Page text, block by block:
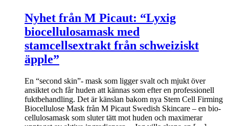
Nyhet från M Picaut: “Lyxig
biocellulosamask med
stamcellsextrakt från schweiziskt
äpple”
En “second skin”- mask som ligger svalt och mjukt över
ansiktet och får huden att kännas som efter en professionell
fuktbehandling. Det är känslan bakom nya Stem Cell Firming
Biocellulose Mask från M Picaut Swedish Skincare – en bio-
cellulosamask som sluter tätt mot huden och maximerar